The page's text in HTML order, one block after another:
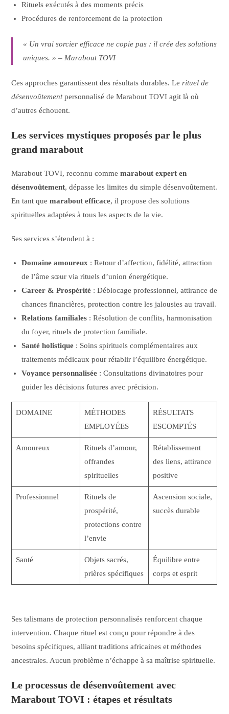
Rituels exécutés à des moments précis
Procédures de renforcement de la protection
« Un vraisorcier efficace ne copie pas : il crée des solutions
uniques. » – Marabout TOVI
Ces approches garantissent des résultats durables. Lerituel de
désenvoûtementpersonnalisé de Marabout TOVI agit là où
d’autres échouent.
Les services mystiques proposés par le plus
grand marabout
Marabout TOVI, reconnu commemarabout expert en
désenvoûtement, dépasse les limites du simple désenvoûtement.
En tant quemarabout efficace, il propose des solutions
spirituelles adaptées à tous les aspects de la vie.
Ses services s’étendent à :
Domaine amoureux : Retour d’affection, fidélité, attraction
de l’âme sœur via rituels d’union énergétique.
Career & Prospérité : Déblocage professionnel, attirance de
chances financières, protection contre les jalousies au travail.
Relations familiales : Résolution de conflits, harmonisation
du foyer, rituels de protection familiale.
Santé holistique : Soins spirituels complémentaires aux
traitements médicaux pour rétablir l’équilibre énergétique.
Voyance personnalisée : Consultations divinatoires pour
guider les décisions futures avec précision.
DOMAINE
MÉTHODES
EMPLOYÉES
RÉSULTATS
ESCOMPTÉS
Amoureux
Rituels d’amour,
offrandes
spirituelles
Rétablissement
des liens, attirance
positive
Professionnel
Rituels de
prospérité,
protections contre
l’envie
Ascension sociale,
succès durable
Santé
Objets sacrés,
prières spécifiques
Équilibre entre
corps et esprit
Ses talismans de protection personnalisés renforcent chaque
intervention. Chaque rituel est conçu pour répondre à des
besoins spécifiques, alliant traditions africaines et méthodes
ancestrales. Aucun problème n’échappe à sa maîtrise spirituelle.
Le processus de désenvoûtement avec
Marabout TOVI : étapes et résultats